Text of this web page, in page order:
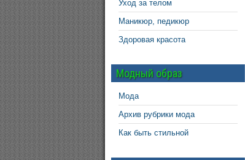
Уход за телом
Маникюр, педикюр
Здоровая красота
Модный образ
Мода
Архив рубрики мода
Как быть стильной